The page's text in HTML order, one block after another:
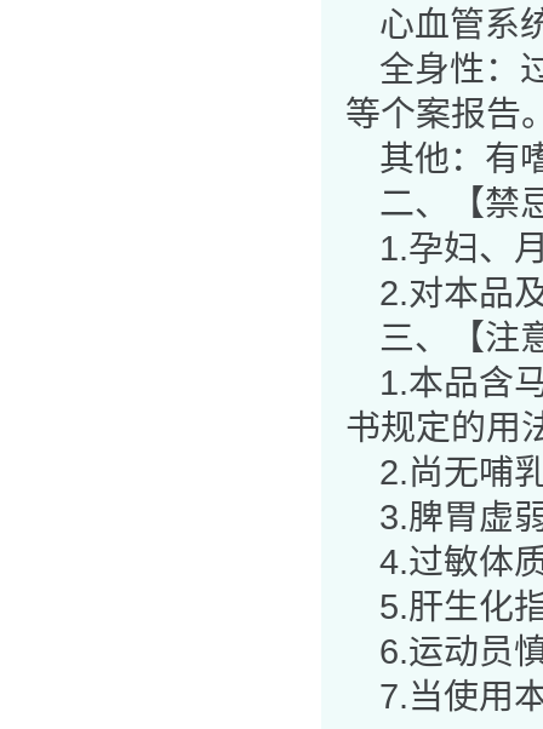
心血管系
全身性：
等个案报告
其他：有
二、【禁
1.孕妇、
2.对本品
三、【注
1.本品含
书规定的用
2.尚无哺
3.脾胃虚
4.过敏体
5.肝生化
6.运动员
7.当使用